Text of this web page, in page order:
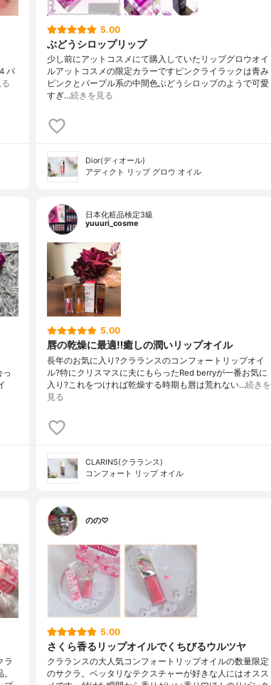
パ
5.00
ぶどうシロップリップ
少し前にアットコスメにて購入していたリップグロウオイ
ルアットコスメの限定カラーですピンクライラックは青み
ピンクとパープル系の中間色ぶどうシロップのようで可愛
すぎ…続きを見る
Dior(ディオール)
アディクト リップ グロウ オイル
日本化粧品検定3級
yuuuri_cosme
5.00
唇の乾燥に最適‼️癒しの潤いリップオイル
長年のお気に入り?クラランスのコンフォートリップオイ
ル?特にクリスマスに夫にもらったRed berryが一番お気に
入り?これをつければ乾燥する時期も唇は荒れない…続きを
見る
CLARINS(クラランス)
コンフォート リップ オイル
ラ
のの♡
5.00
さくら香るリップオイルでくちびるウルツヤ
クラランスの大人気コンフォートリップオイルの数量限定
のサクラ。ベッタリなテクスチャーが好きな人にはオスス